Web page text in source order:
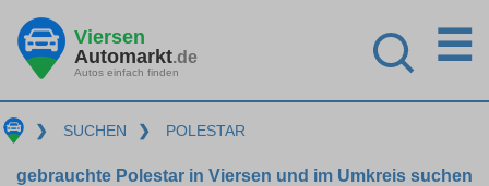
Viersen
Automarkt.de
Autos einfach finden
☰
❯ SUCHEN ❯ POLESTAR
gebrauchte Polestar in Viersen und im Umkreis suchen